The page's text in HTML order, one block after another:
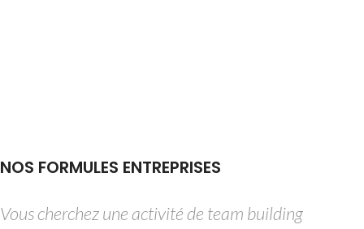
NOS FORMULES ENTREPRISES
Vous cherchez une activité de team building